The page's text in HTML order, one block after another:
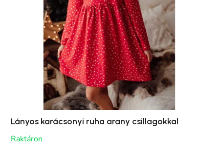
Lányos karácsonyi ruha arany csillagokkal
Raktáron